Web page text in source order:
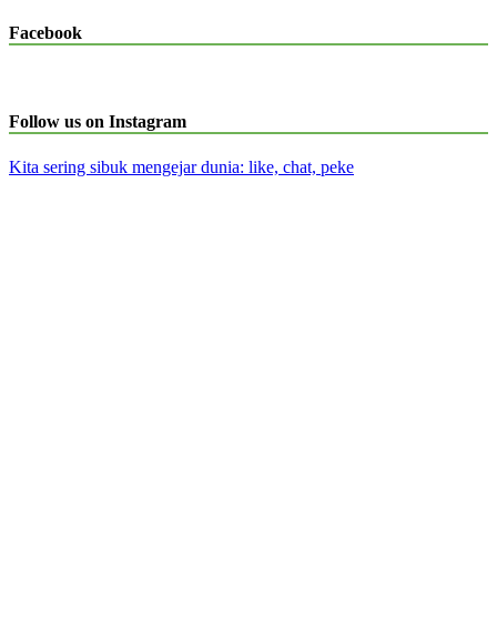
Facebook
Follow us on Instagram
Kita sering sibuk mengejar dunia: like, chat, peke